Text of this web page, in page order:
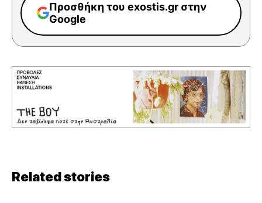
Προσθήκη του exostis.gr στην
Google
Related stories